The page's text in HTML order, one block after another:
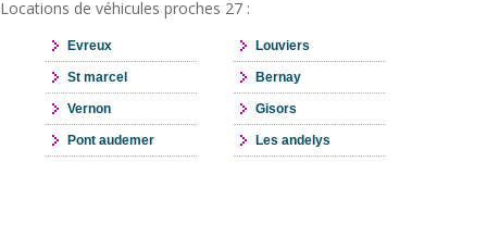
Locations de véhicules proches 27 :
Evreux Louviers
St marcel Bernay
Vernon Gisors
Pont audemer Les andelys